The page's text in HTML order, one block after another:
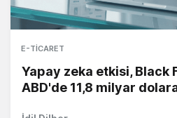
E-TICARET
Yapay zeka etkisi, Black
ABD'de 11,8 milyar dolara